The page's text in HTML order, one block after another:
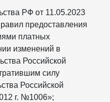
РФ от 11.05.2023
предоставления
платных
изменений в
Российской
силу
Российской
г. №1006»;